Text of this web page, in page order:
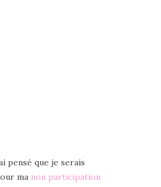
pensé que je serais
ma non participation